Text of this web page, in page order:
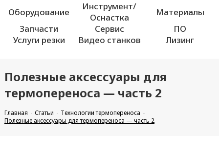
Оборудование
Инструмент/
Оснастка
Материалы
Запчасти
Сервис
ПО
Услуги резки
Видео станков Лизинг
Полезные аксессуары для
термопереноса — часть 2
Главная Статьи
Технологии термопереноса
Полезные аксессуары для термопереноса — часть 2